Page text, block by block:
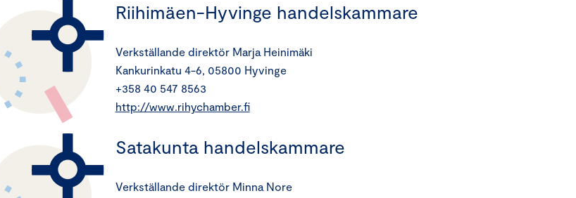
Riihimäen-Hyvinge handelskammare
Verkställande direktör Marja Heinimäki
Kankurinkatu 4-6, 05800 Hyvinge
+358 40 547 8563
http://www.rihychamber.fi
Satakunta handelskammare
Verkställande direktör Minna Nore